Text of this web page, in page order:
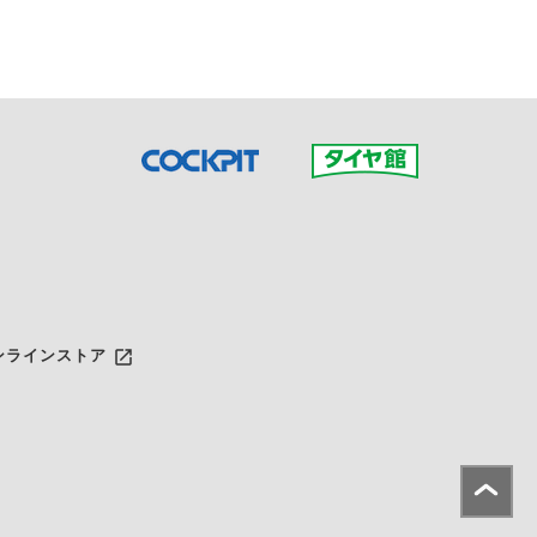
ラインストア launch